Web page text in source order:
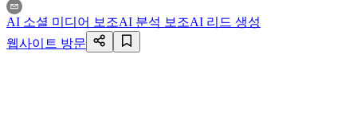
AI 소셜 미디어 보조AI 분석 보조AI 리드 생성
웹사이트 방문